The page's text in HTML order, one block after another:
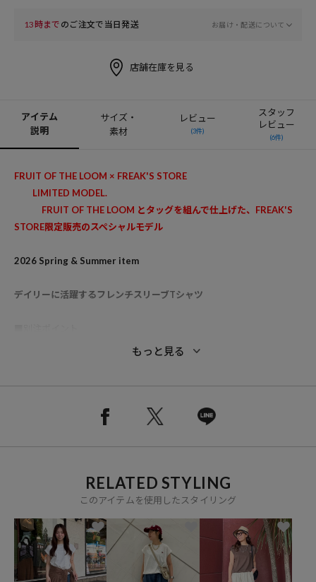
13時まで のご注文で当日発送 お届け・配送について
店舗在庫を見る
アイテム
説明
サイズ・
素材
レビュー
(3件)
スタッフ
レビュー
(6件)
FRUIT OF THE LOOM × FREAK'S STORE
LIMITED MODEL.
FRUIT OF THE LOOM とタッグを組んで仕上げた、FREAK'S
STORE限定販売のスペシャルモデル
2026 Spring & Summer item
デイリーに活躍するフレンチスリーブTシャツ
形を一からオリジナルでデザイン。
セントになった、シンプルながら着映えするノースリーブトップス
ーしつつ真夏にも快適に過ごせます
ットにアレンジ可能で、
さりげなく体型カバーもできるのが嬉しいポイント
います
●ゆったりとした身幅で身体のラインを拾いにくく、リラックス感の
ある着心地を実現
もっと見る
RELATED STYLING
このアイテムを使用したスタイリング